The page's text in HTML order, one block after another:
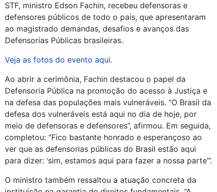
STF, ministro Edson Fachin, recebeu defensoras e
defensores públicos de todo o país, que apresentaram
ao magistrado demandas, desafios e avanços das
Defensorias Públicas brasileiras.
Veja as fotos do evento aqui.
Ao abrir a cerimônia, Fachin destacou o papel da
Defensoria Pública na promoção do acesso à Justiça e
na defesa das populações mais vulneráveis. “O Brasil da
defesa dos vulneráveis está aqui no dia de hoje, por
meio de defensoras e defensores”, afirmou. Em seguida,
completou: “Fico bastante honrado e esperançoso ao
ver que as defensorias públicas do Brasil estão aqui
para dizer: ‘sim, estamos aqui para fazer a nossa parte’”.
O ministro também ressaltou a atuação concreta da